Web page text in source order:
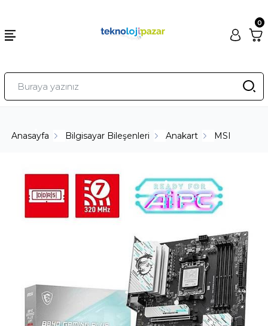
0
Anasayfa Bilgisayar Bileşenleri Anakart MSI